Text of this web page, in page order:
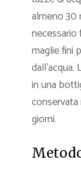
almeno 30
maglie fini
dall’acqua.
in una
giorni.